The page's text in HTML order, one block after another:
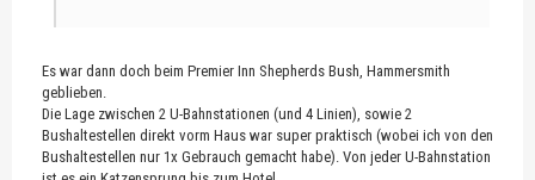
Es war dann doch beim Premier Inn Shepherds Bush, Hammersmith
geblieben.
Die Lage zwischen 2 U-Bahnstationen (und 4 Linien), sowie 2
Bushaltestellen direkt vorm Haus war super praktisch (wobei ich von den
Bushaltestellen nur 1x Gebrauch gemacht habe). Von jeder U-Bahnstation